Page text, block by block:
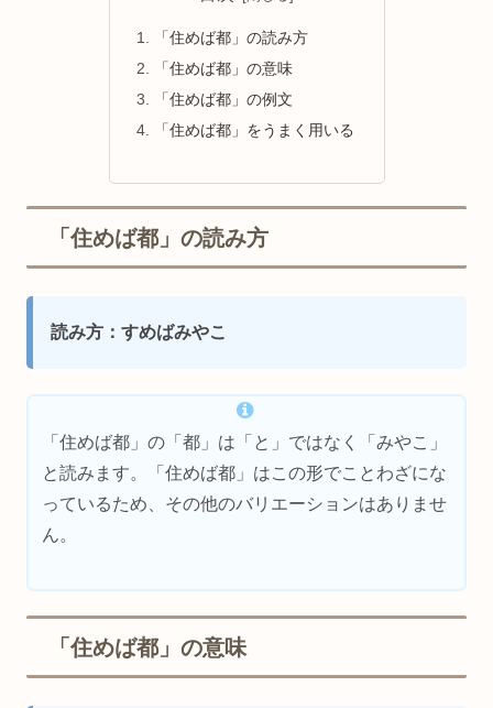
「住めば都」の読み方
「住めば都」の意味
「住めば都」の例文
「住めば都」をうまく用いる
「住めば都」の読み方
読み方：すめばみやこ
「住めば都」の「都」は「と」ではなく「みやこ」
と読みます。「住めば都」はこの形でことわざにな
っているため、その他のバリエーションはありませ
ん。
「住めば都」の意味